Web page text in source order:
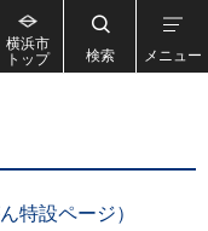
横浜市
トップ
検索 メニュー
特設ページ）